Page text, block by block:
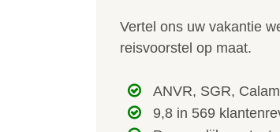
Vertel ons uw vakantie
reisvoorstel op maat.
ANVR, SGR,
9,8 in 569